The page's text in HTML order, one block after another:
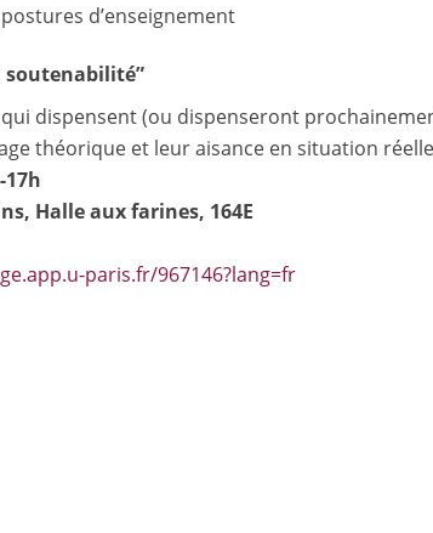
d’enseignement
soutenabilité”
dispensent (ou dispenseront
théorique et leur aisance en situation réelle
17h
Halle aux farines, 164E
paris.fr/967146?lang=fr